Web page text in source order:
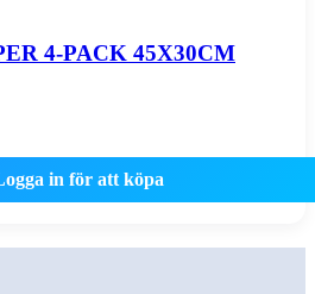
4-PACK 45X30CM
in för att köpa